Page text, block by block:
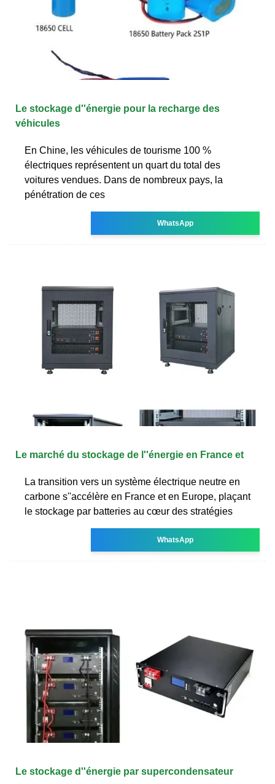
Le stockage d''énergie pour la recharge des
véhicules
En Chine, les véhicules de tourisme 100 %
électriques représentent un quart du total des
voitures vendues. Dans de nombreux pays, la
pénétration de ces
WhatsApp
Le marché du stockage de l''énergie en France et
La transition vers un système électrique neutre en
carbone s''accélère en France et en Europe, plaçant
le stockage par batteries au cœur des stratégies
WhatsApp
Le stockage d''énergie par supercondensateur